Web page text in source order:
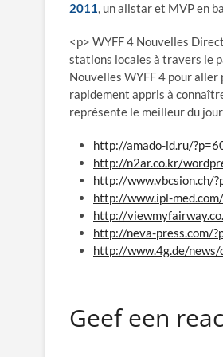
2011, un allstar et MVP en
<p> WYFF 4 Nouvelles
stations locales à travers le
Nouvelles WYFF 4 pour
rapidement appris à
représente le meilleur du
http://amado-id.ru/
http://n2ar.co.kr/
http://www.vbcsion.ch/
http://www.ipl-
http://
http://neva-press.com/
http://www.4g.de/
Geef een